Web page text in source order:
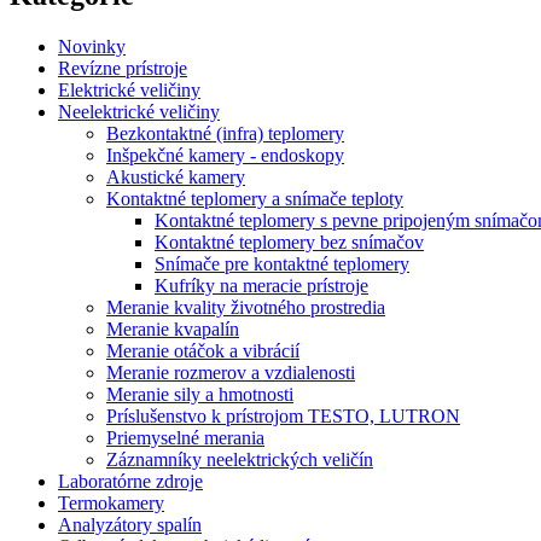
Novinky
Revízne prístroje
Elektrické veličiny
Neelektrické veličiny
Bezkontaktné (infra) teplomery
Inšpekčné kamery - endoskopy
Akustické kamery
Kontaktné teplomery a snímače teploty
Kontaktné teplomery s pevne pripojeným
Kontaktné teplomery bez snímačov
Snímače pre kontaktné teplomery
Kufríky na meracie prístroje
Meranie kvality životného prostredia
Meranie kvapalín
Meranie otáčok a vibrácií
Meranie rozmerov a vzdialenosti
Meranie sily a hmotnosti
Príslušenstvo k prístrojom TESTO, LUTRON
Priemyselné merania
Záznamníky neelektrických veličín
Laboratórne zdroje
Termokamery
Analyzátory spalín